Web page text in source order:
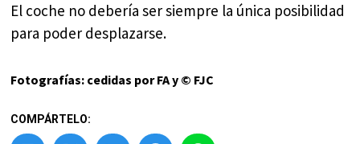
El coche no debería ser siempre la única posibilidad
para poder desplazarse.
Fotografías: cedidas por FA y © FJC
COMPÁRTELO: